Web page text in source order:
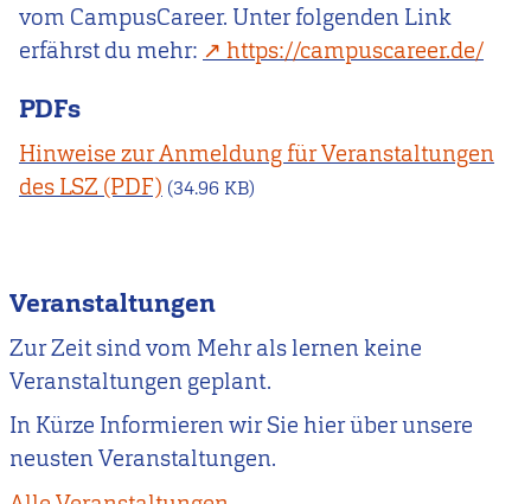
vom CampusCareer. Unter folgenden Link
erfährst du mehr:
https://campuscareer.de/
PDFs
Hinweise zur Anmeldung für Veranstaltungen
des LSZ
(34.96 KB)
Veranstaltungen
Zur Zeit sind vom Mehr als lernen keine
Veranstaltungen geplant.
In Kürze Informieren wir Sie hier über unsere
neusten Veranstaltungen.